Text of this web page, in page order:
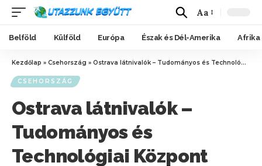
Aa
Belföld Külföld Európa Észak és Dél-Amerika Afrika
Kezdőlap » Csehország » Ostrava látnivalók – Tudományos és Technológiai Központ
CSEHORSZÁG
Ostrava látnivalók –
Tudományos és
Technológiai Központ